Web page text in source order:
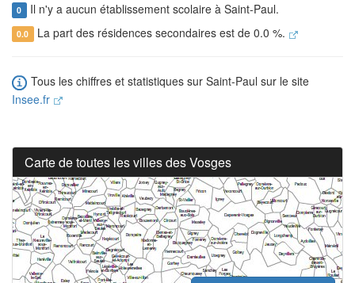
0 Il n'y a aucun établissement scolaire à Saint-Paul.
0.0 La part des résidences secondaires est de 0.0 %.
Tous les chiffres et statistiques sur Saint-Paul sur le site
Insee.fr
Carte de toutes les villes des Vosges